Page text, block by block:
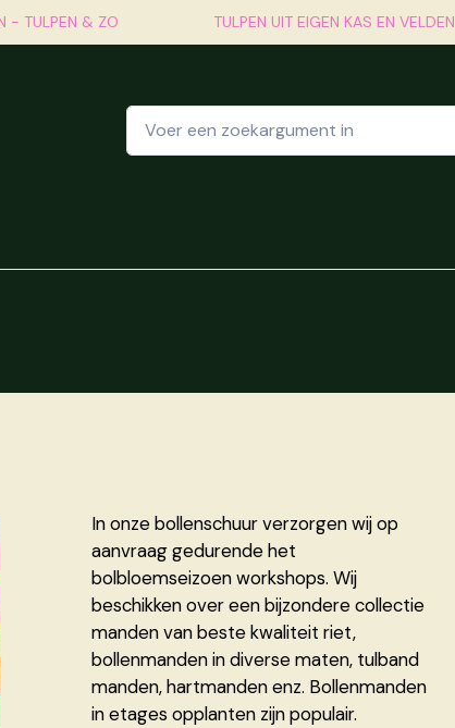
- TULPEN & ZO TULPEN UIT EIGEN KAS EN VELDEN
In onze bollenschuur verzorgen wij op
aanvraag gedurende het
bolbloemseizoen workshops. Wij
beschikken over een bijzondere collectie
manden van beste kwaliteit riet,
bollenmanden in diverse maten, tulband
manden, hartmanden enz. Bollenmanden
in etages opplanten zijn populair.